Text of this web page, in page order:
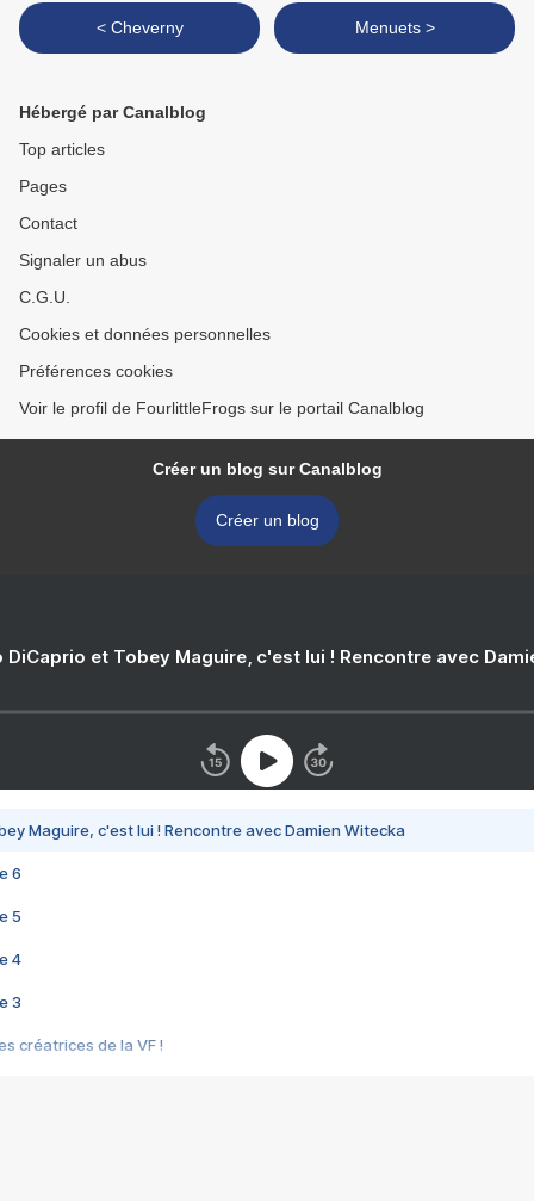
< Cheverny Menuets >
Hébergé par Canalblog
Top articles
Pages
Contact
Signaler un abus
C.G.U.
Cookies et données personnelles
Préférences cookies
Voir le profil de FourlittleFrogs sur le portail Canalblog
Créer un blog sur Canalblog
Créer un blog
DiCaprio et Tobey Maguire, c'est lui ! Rencontre avec
Maguire, c'est lui ! Rencontre avec Damien Witecka
6
5
4
3
créatrices de la VF !